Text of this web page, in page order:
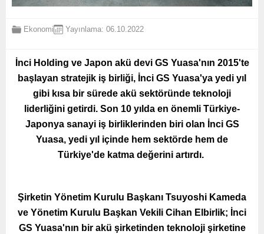
Ekonomi Yayınlama: 06.10.2022
İnci Holding ve Japon akü devi GS Yuasa'nın 2015'te
başlayan stratejik iş birliği, İnci GS Yuasa'ya yedi yıl
gibi kısa bir sürede akü sektöründe teknoloji
liderliğini getirdi. Son 10 yılda en önemli Türkiye-
Japonya sanayi iş birliklerinden biri olan İnci GS
Yuasa, yedi yıl içinde hem sektörde hem de
Türkiye'de katma değerini artırdı.
Şirketin Yönetim Kurulu Başkanı Tsuyoshi Kameda
ve Yönetim Kurulu Başkan Vekili Cihan Elbirlik; İnci
GS Yuasa'nın bir akü şirketinden teknoloji şirketine